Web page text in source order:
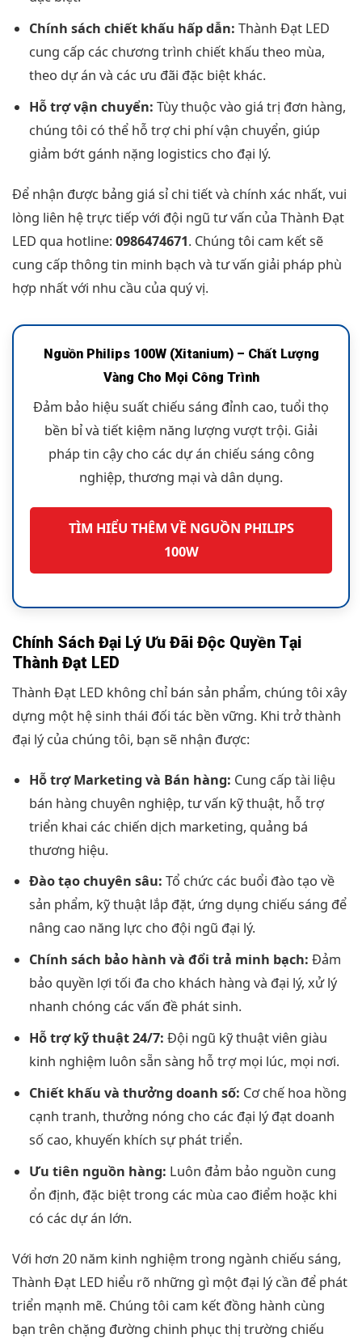
Chính sách chiết khấu hấp dẫn: Thành Đạt LED
cung cấp các chương trình chiết khấu theo mùa,
theo dự án và các ưu đãi đặc biệt khác.
Hỗ trợ vận chuyển: Tùy thuộc vào giá trị đơn hàng,
chúng tôi có thể hỗ trợ chi phí vận chuyển, giúp
giảm bớt gánh nặng logistics cho đại lý.
Để nhận được bảng giá sỉ chi tiết và chính xác nhất, vui
lòng liên hệ trực tiếp với đội ngũ tư vấn của Thành Đạt
LED qua hotline: 0986474671. Chúng tôi cam kết sẽ
cung cấp thông tin minh bạch và tư vấn giải pháp phù
hợp nhất với nhu cầu của quý vị.
Nguồn Philips 100W (Xitanium) – Chất Lượng
Vàng Cho Mọi Công Trình
Đảm bảo hiệu suất chiếu sáng đỉnh cao, tuổi thọ
bền bỉ và tiết kiệm năng lượng vượt trội. Giải
pháp tin cậy cho các dự án chiếu sáng công
nghiệp, thương mại và dân dụng.
TÌM HIỂU THÊM VỀ NGUỒN PHILIPS
100W
Chính Sách Đại Lý Ưu Đãi Độc Quyền Tại
Thành Đạt LED
Thành Đạt LED không chỉ bán sản phẩm, chúng tôi xây
dựng một hệ sinh thái đối tác bền vững. Khi trở thành
đại lý của chúng tôi, bạn sẽ nhận được:
Hỗ trợ Marketing và Bán hàng: Cung cấp tài liệu
bán hàng chuyên nghiệp, tư vấn kỹ thuật, hỗ trợ
triển khai các chiến dịch marketing, quảng bá
thương hiệu.
Đào tạo chuyên sâu: Tổ chức các buổi đào tạo về
sản phẩm, kỹ thuật lắp đặt, ứng dụng chiếu sáng để
nâng cao năng lực cho đội ngũ đại lý.
Chính sách bảo hành và đổi trả minh bạch: Đảm
bảo quyền lợi tối đa cho khách hàng và đại lý, xử lý
nhanh chóng các vấn đề phát sinh.
Hỗ trợ kỹ thuật 24/7: Đội ngũ kỹ thuật viên giàu
kinh nghiệm luôn sẵn sàng hỗ trợ mọi lúc, mọi nơi.
Chiết khấu và thưởng doanh số: Cơ chế hoa hồng
cạnh tranh, thưởng nóng cho các đại lý đạt doanh
số cao, khuyến khích sự phát triển.
Ưu tiên nguồn hàng: Luôn đảm bảo nguồn cung
ổn định, đặc biệt trong các mùa cao điểm hoặc khi
có các dự án lớn.
Với hơn 20 năm kinh nghiệm trong ngành chiếu sáng,
Thành Đạt LED hiểu rõ những gì một đại lý cần để phát
triển mạnh mẽ. Chúng tôi cam kết đồng hành cùng
bạn trên chặng đường chinh phục thị trường chiếu